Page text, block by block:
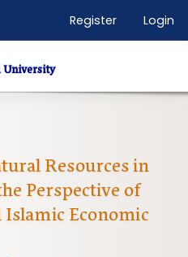
Register Login
University
Resources in
Perspective of
Economic